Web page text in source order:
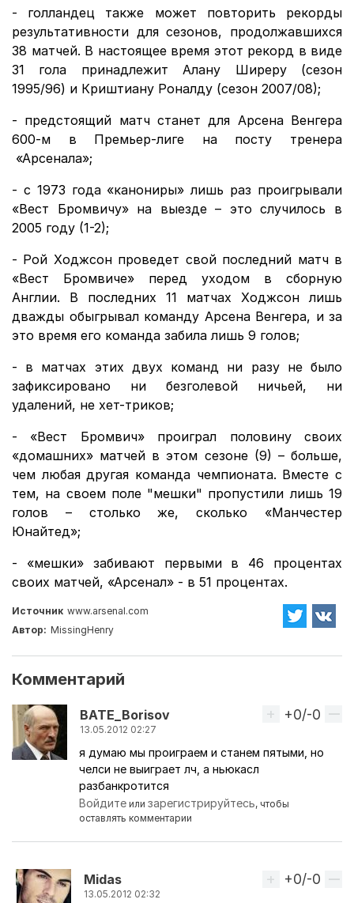
- голландец также может повторить рекорды
результативности для сезонов, продолжавшихся
38 матчей. В настоящее время этот рекорд в виде
31 гола принадлежит Алану Ширеру (сезон
1995/96) и Криштиану Роналду (сезон 2007/08);
- предстоящий матч станет для Арсена Венгера
600-м в Премьер-лиге на посту тренера
«Арсенала»;
- с 1973 года «канониры» лишь раз проигрывали
«Вест Бромвичу» на выезде – это случилось в
2005 году (1-2);
- Рой Ходжсон проведет свой последний матч в
«Вест Бромвиче» перед уходом в сборную
Англии. В последних 11 матчах Ходжсон лишь
дважды обыгрывал команду Арсена Венгера, и за
это время его команда забила лишь 9 голов;
- в матчах этих двух команд ни разу не было
зафиксировано ни безголевой ничьей, ни
удалений, не хет-триков;
- «Вест Бромвич» проиграл половину своих
«домашних» матчей в этом сезоне (9) – больше,
чем любая другая команда чемпионата. Вместе с
тем, на своем поле "мешки" пропустили лишь 19
голов – столько же, сколько «Манчестер
Юнайтед»;
- «мешки» забивают первыми в 46 процентах
своих матчей, «Арсенал» - в 51 процентах.
Источник www.arsenal.com
Автор: MissingHenry
Комментарий
BATE_Borisov
13.05.2012 02:27
Вверх
+0/-0
я думаю мы проиграем и станем пятыми, но
челси не выиграет лч, а ньюкасл
разбанкротится
Войдите илизарегистрируйтесь, чтобы
оставлять комментарии
Midas
13.05.2012 02:32
Вверх
+0/-0